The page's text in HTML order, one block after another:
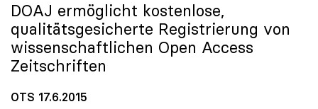
DOAJ ermöglicht kostenlose,
qualitätsgesicherte Registrierung von
wissenschaftlichen Open Access
Zeitschriften
OTS 17.6.2015